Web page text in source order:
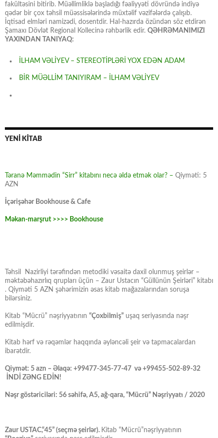
fakültəsini bitirib. Müəllimliklə başladığı fəaliyyəti dövründə indiyə
qədər bir çox təhsil müəssisələrində müxtəlif vəzifələrdə çalışıb.
İqtisad elmləri namizədi, dosentdir. Hal-hazırda özündən söz etdirən
Şamaxı Dövlət Regional Kollecinə rəhbərlik edir. QƏHRƏMANIMIZI
YAXINDAN TANIYAQ:
İLHAM VƏLİYEV – STEREOTİPLƏRİ YOX EDƏN ADAM
BİR MÜƏLLİM TANIYIRAM – İLHAM VƏLİYEV
YENİ KİTAB
Təranə Məmmədin “Sirr” kitabını necə əldə etmək olar? – Qiyməti: 5
AZN
İçərişəhər Bookhouse & Cafe
Məkan-marşrut >>>> Bookhouse
Təhsil Nazirliyi tərəfindən metodiki vəsaitə daxil olunmuş şeirlər –
məktəbəhazırlıq qrupları üçün – Zaur Ustacın “Güllünün Şeirləri” kitabı
. Qiyməti 5 AZN şəhərimizin əsas kitab mağazalarından soruşa
bilərsiniz.
Kitab “Mücrü” nəşriyyatının “Çoxbilmiş” uşaq seriyasında nəşr
edilmişdir.
Kitab hərf və rəqəmlər haqqında əyləncəli şeir və tapmacalardan
ibarətdir.
Qiymət: 5 azn – Əlaqə: +99477-345-77-47 və +99455-502-89-32
İNDİ ZƏNG EDİN!
Nəşr göstəriciləri: 56 səhifə, A5, ağ-qara, “Mücrü” Nəşriyyatı / 2020
Zaur USTAC,“45” (seçmə şeirlər). Kitab “Mücrü”nəşriyyatının